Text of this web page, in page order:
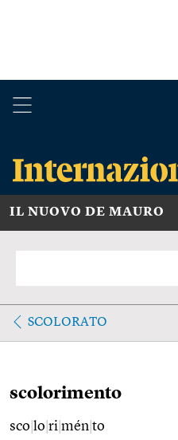
IL NUOVO DE MAURO
SCOLORATO
scolorimento
sco lo ri mén to